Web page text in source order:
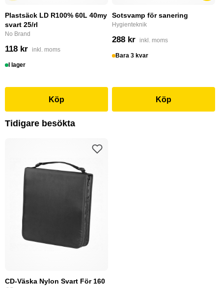
Plastsäck LD R100% 60L 40my
svart 25/rl
No Brand
118 kr inkl. moms
I lager
Köp
Sotsvamp för sanering
Hygienteknik
288 kr inkl. moms
Bara 3 kvar
Köp
Tidigare besökta
CD-Väska Nylon Svart För 160